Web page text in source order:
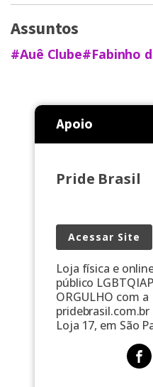
Assuntos
#Auê Clube#Fabinho
Apoio
Pride Brasil
Acessar Site
Loja física e
público
ORGULHO com a
Loja 17, em São